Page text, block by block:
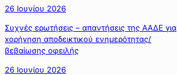
26 Ιουνίου 2026
Συχνές ερωτήσεις – απαντήσεις της ΑΑΔΕ για
xορήγηση αποδεικτικού ενημερότητας/
βεβαίωσης οφειλής
26 Ιουνίου 2026